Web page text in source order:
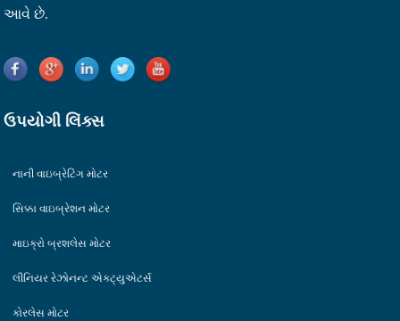
આવે છે.
ઉપયોગી લિંક્સ
નાની વાઇબ્રેટિંગ મોટર
સિક્કા વાઇબ્રેશન મોટર
માઇક્રો બ્રશલેસ મોટર
લીનિયર રેઝોનન્ટ એક્ટ્યુએટર્સ
કોરલેસ મોટર